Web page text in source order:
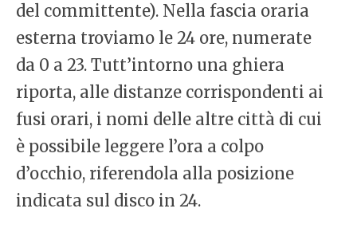
del committente). Nella fascia oraria
esterna troviamo le 24 ore, numerate
da 0 a 23. Tutt’intorno una ghiera
riporta, alle distanze corrispondenti ai
fusi orari, i nomi delle altre città di cui
è possibile leggere l’ora a colpo
d’occhio, riferendola alla posizione
indicata sul disco in 24.